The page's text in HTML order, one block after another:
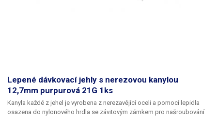
Lepené dávkovací jehly s nerezovou kanylou
12,7mm purpurová 21G 1ks
Kanyla každé z jehel je vyrobena z nerezavějící oceli a pomocí lepidla
osazena do nylonového hrdla se závitovým zámkem pro našroubování